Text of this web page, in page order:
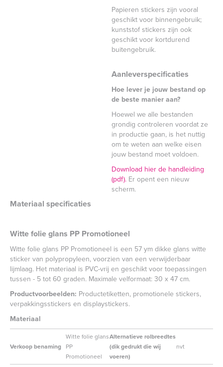
Papieren stickers zijn vooral
geschikt voor binnengebruik;
kunststof stickers zijn ook
geschikt voor kortdurend
buitengebruik.
Aanleverspecificaties
Hoe lever je jouw bestand op
de beste manier aan?
Hoewel we alle bestanden
grondig controleren voordat ze
in productie gaan, is het nuttig
om te weten aan welke eisen
jouw bestand moet voldoen.
Download hier de handleiding
(pdf). Er opent een nieuw
scherm.
Materiaal specificaties
Witte folie glans PP Promotioneel
Witte folie glans PP Promotioneel is een 57 ym dikke glans witte
sticker van polypropyleen, voorzien van een verwijderbaar
lijmlaag. Het materiaal is PVC-vrij en geschikt voor toepassingen
tussen - 5 tot 60 graden. Maximale velformaat: 30 x 47 cm.
Productvoorbeelden: Productetiketten, promotionele stickers,
verpakkingsstickers en displaystickers.
Materiaal
Verkoop benaming
Witte folie glans
PP
Promotioneel
Alternatieve rolbreedtes
(dik gedrukt die wij
voeren)
nvt